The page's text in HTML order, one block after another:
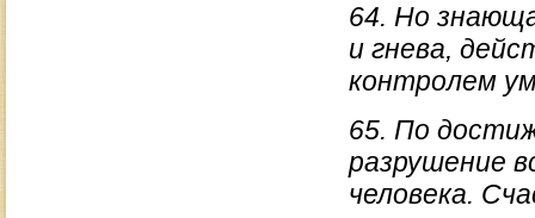
64. Но
и гнева,
контролем
65. По
разрушение
человека.